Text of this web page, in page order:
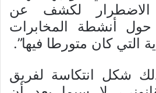
الاضطرار لكشف عن
أنشطة المخابرات
التي كان متورطا فيها”.
شكل انتكاسة لفريق